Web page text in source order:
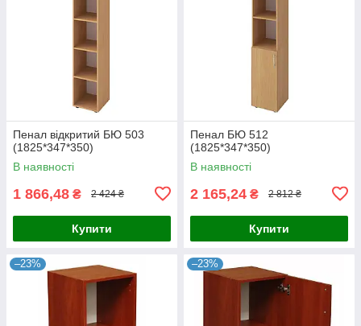
Пенал відкритий БЮ 503
(1825*347*350)
В наявності
1 866,48 ₴ 2 424 ₴
Купити
Пенал БЮ 512
(1825*347*350)
В наявності
2 165,24 ₴ 2 812 ₴
Купити
–23% –23%